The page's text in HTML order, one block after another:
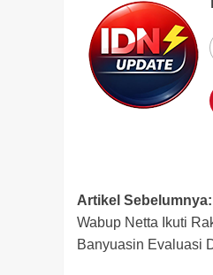
Post
navigation
Artikel Sebelumnya:
Wabup Netta Ikuti
Banyuasin Evaluasi